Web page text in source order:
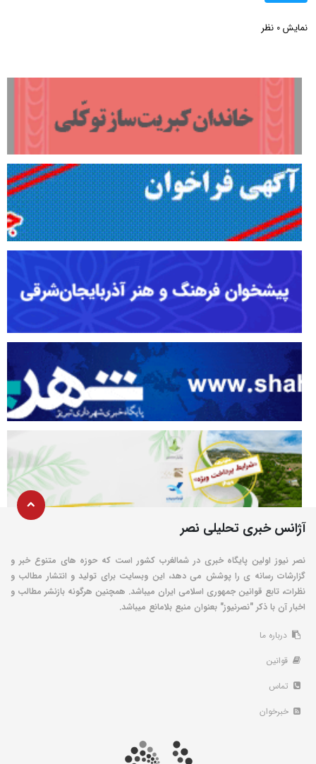
نمایش 0 نظر
آژانس خبری تحلیلی نصر
نصر نیوز اولین پایگاه خبری در شمالغرب کشور است که حوزه های متنوع خبر و
گزارشات رسانه ی را پوشش می دهد، این وبسایت برای تولید و انتشار مطالب و
نظرات، تابع قوانین جمهوری اسلامی ایران میباشد. همچنین هرگونه بازنشر مطالب و
اخبار آن با ذکر "نصرنیوز" بعنوان منبع بلامانع میباشد.
درباره ما
قوانین
تماس
خبرخوان